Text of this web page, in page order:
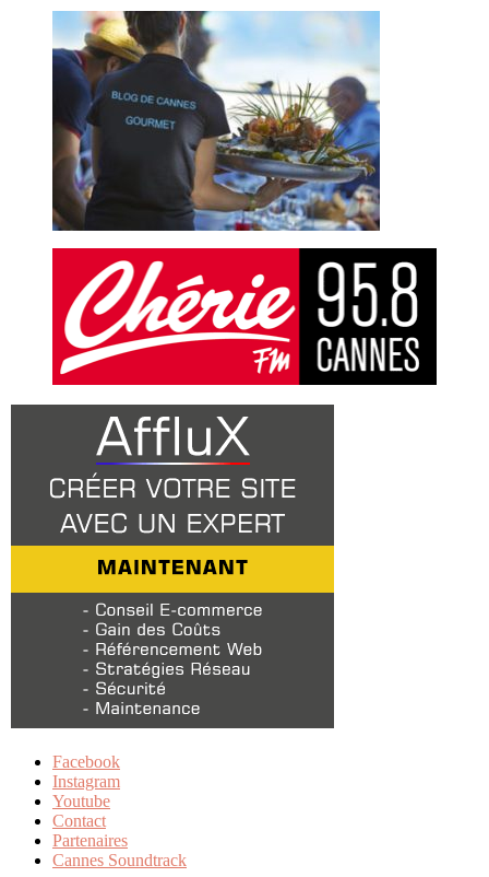
Facebook
Instagram
Youtube
Contact
Partenaires
Cannes Soundtrack